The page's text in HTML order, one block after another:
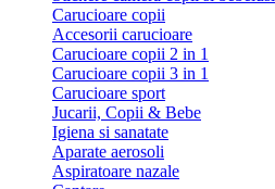
Carucioare copii
Accesorii carucioare
Carucioare copii 2 in 1
Carucioare copii 3 in 1
Carucioare sport
Jucarii, Copii & Bebe
Igiena si sanatate
Aparate aerosoli
Aspiratoare nazale